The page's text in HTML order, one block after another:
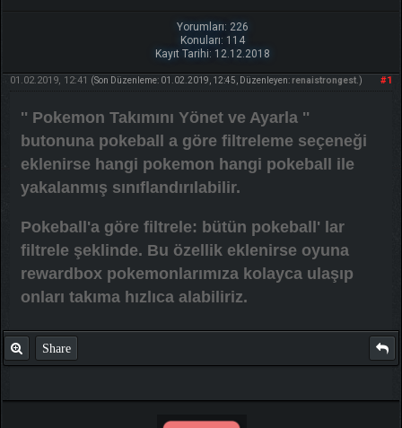
Yorumları: 226
Konuları: 114
Kayıt Tarihi: 12.12.2018
#1
01.02.2019, 12:41 (Son Düzenleme: 01.02.2019, 12:45, Düzenleyen:renaistrongest.)
'' Pokemon Takımını Yönet ve Ayarla ''
butonuna pokeball a göre filtreleme seçeneği
eklenirse hangi pokemon hangi pokeball ile
yakalanmış sınıflandırılabilir.
Pokeball'a göre filtrele: bütün pokeball' lar
filtrele şeklinde. Bu özellik eklenirse oyuna
rewardbox pokemonlarımıza kolayca ulaşıp
onları takıma hızlıca alabiliriz.
Share